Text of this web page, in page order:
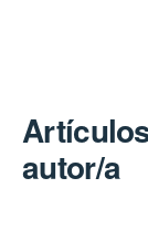
autor/a